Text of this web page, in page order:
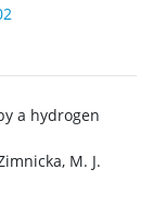
a hydrogen
M. J.